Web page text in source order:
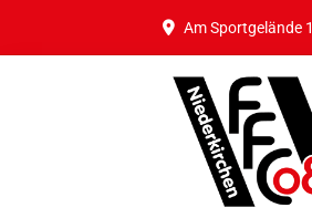
Am Sportgelände